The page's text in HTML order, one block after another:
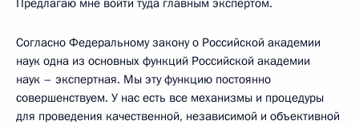
Согласно Федеральному закону о Российской академии
наук одна из основных функций Российской академии
наук – экспертная. Мы эту функцию постоянно
совершенствуем. У нас есть все механизмы и процедуры
для проведения качественной, независимой и объективной